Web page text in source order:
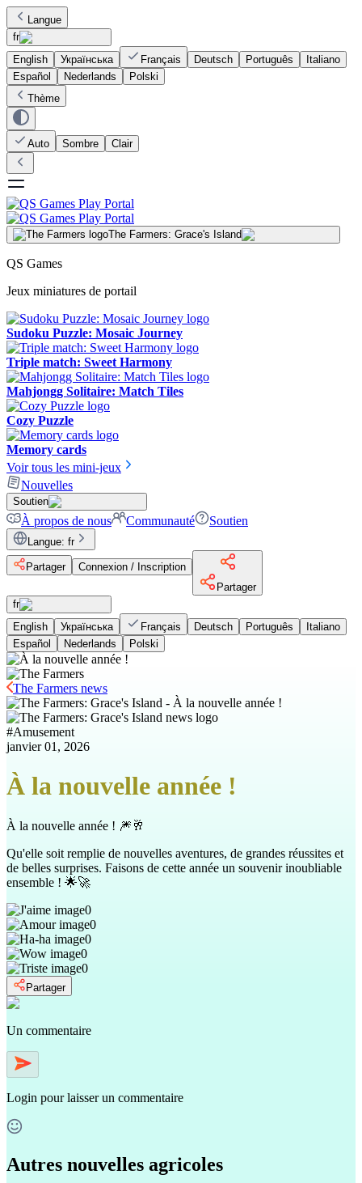
Langue
fr
English
Українська Français Deutsch Português
Italiano
Español
Nederlands
Polski
Thème
Auto Sombre Clair
The Farmers: Grace's Island
QS Games
Jeux miniatures de portail
Sudoku Puzzle: Mosaic Journey
Triple match: Sweet Harmony
Mahjongg Solitaire: Match Tiles
Cozy Puzzle
Memory cards
Voir tous les mini-jeux
Nouvelles
Soutien
À propos de nous Communauté Soutien
Langue: fr
Partager
Connexion / Inscription
Partager
fr
English
Українська Français Deutsch Português
Italiano
Español
Nederlands Polski
The Farmers news
#Amusement
janvier 01, 2026
À la nouvelle année !
À la nouvelle année ! 🎆🥂
Qu'elle soit remplie de nouvelles aventures, de grandes réussites et
de belles surprises. Faisons de cette année un souvenir inoubliable
ensemble ! 🌟🚀
0
0
0
0
0
Partager
Un commentaire
Login pour laisser un commentaire
Autres nouvelles agricoles